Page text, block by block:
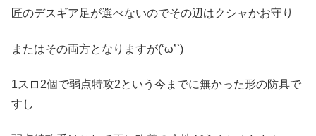
匠のデスギア足が選べないのでその辺はクシャかお守り
またはその両方となりますが(‘ω’`)
1スロ2個で弱点特攻2という今までに無かった形の防具で
すし